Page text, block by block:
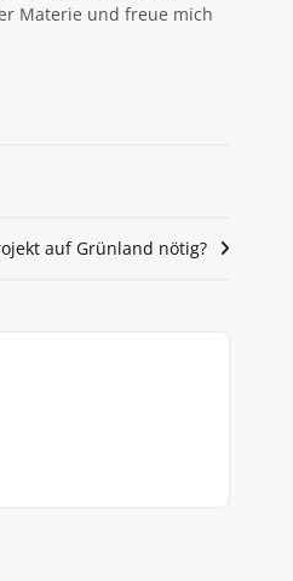
Materie und freue mich
auf Grünland nötig?